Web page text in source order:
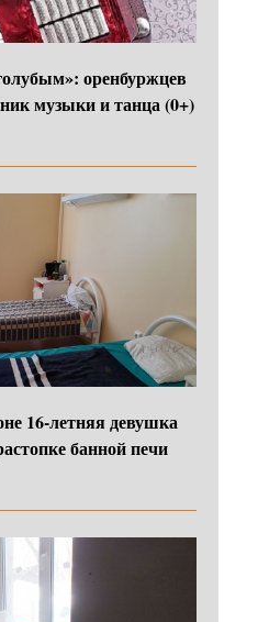
оренбуржцев
музыки и танца (0+)
16‑летняя девушка
банной печи